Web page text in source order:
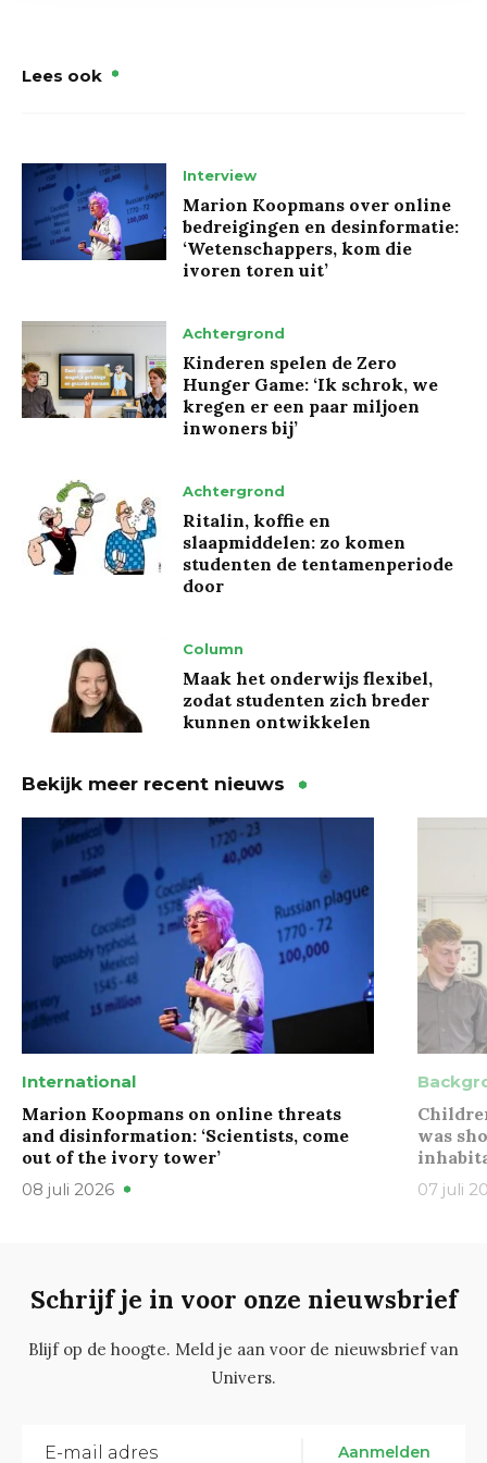
Lees ook
Interview
Marion Koopmans over online
bedreigingen en desinformatie:
‘Wetenschappers, kom die
ivoren toren uit’
Achtergrond
Kinderen spelen de Zero
Hunger Game: ‘Ik schrok, we
kregen er een paar miljoen
inwoners bij’
Achtergrond
Ritalin, koffie en
slaapmiddelen: zo komen
studenten de tentamenperiode
door
Column
Maak het onderwijs flexibel,
zodat studenten zich breder
kunnen ontwikkelen
Bekijk meer recent nieuws
International
Marion Koopmans on online threats
and disinformation: ‘Scientists, come
out of the ivory tower’
08 juli 2026
was
07 juli
Schrijf je in voor onze nieuwsbrief
Blijf op de hoogte. Meld je aan voor de nieuwsbrief van
Univers.
Aanmelden